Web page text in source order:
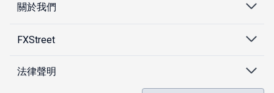
關於我們
FXStreet
法律聲明